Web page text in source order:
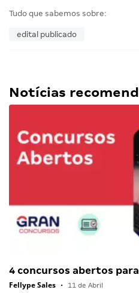
Tudo que sabemos sobre:
edital publicado
Notícias
4 concursos abertos
Fellype Sales • 11 de Abril